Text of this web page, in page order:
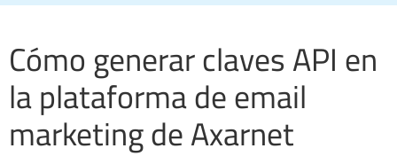
Cómo generar claves API en
la plataforma de email
marketing de Axarnet